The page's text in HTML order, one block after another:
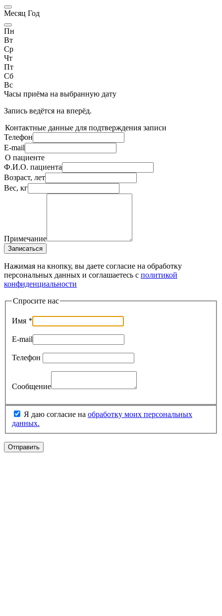
Месяц Год
Пн
Вт
Ср
Чт
Пт
Сб
Вс
Часы приёма на выбранную дату
Запись ведётся на вперёд.
Контактные данные для подтверждения записи
Телефон
E-mail
О пациенте
Ф.И.О. пациента
Возраст, лет
Вес, кг
Примечание
Записаться
Нажимая на кнопку, вы даете согласие на обработку
персональных данных и соглашаетесь c политикой
конфиденциальности
Спросите нас
Имя *
E-mail
Телефон
Сообщение
Я даю согласие на обработку моих персональных
данных.
Отправить